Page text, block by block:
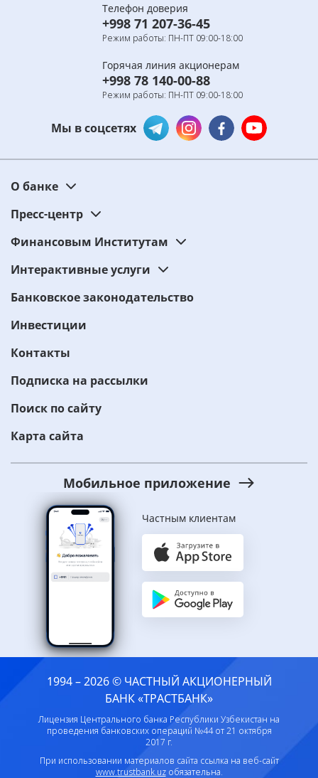
Телефон доверия
+998 71 207-36-45
Режим работы: ПН-ПТ 09:00-18:00
Горячая линия акционерам
+998 78 140-00-88
Режим работы: ПН-ПТ 09:00-18:00
Мы в соцсетях
О банке
Пресс-центр
Финансовым Институтам
Интерактивные услуги
Банковское законодательство
Инвестиции
Контакты
Подписка на рассылки
Поиск по сайту
Карта сайта
Мобильное приложение
Частным клиентам
1994 – 2026 © ЧАСТНЫЙ АКЦИОНЕРНЫЙ
БАНК «ТРАСТБАНК»
Лицензия Центрального банка Республики Узбекистан на
проведения банковских операций №44 от 21 октября
2017 г.
При использовании материалов сайта ссылка на веб-сайт
www.trustbank.uzобязательна.